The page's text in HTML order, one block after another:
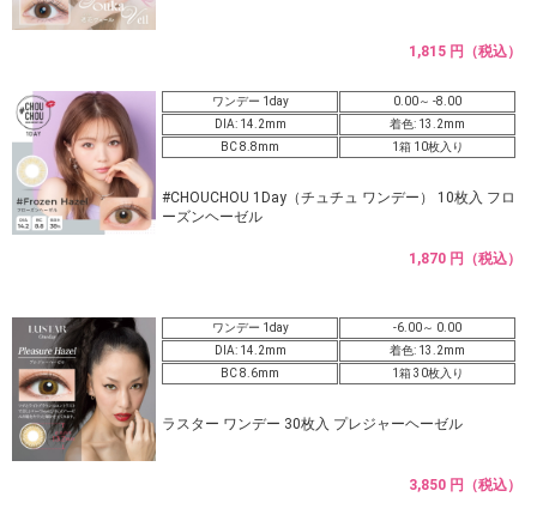
1,815 円（税込）
ワンデー 1day
0.00～ -8.00
DIA: 14.2mm
着色: 13.2mm
BC 8.8mm
1箱 10枚入り
#CHOUCHOU 1Day（チュチュ ワンデー） 10枚入 フロ
ーズンヘーゼル
1,870 円（税込）
ワンデー 1day
-6.00～ 0.00
DIA: 14.2mm
着色: 13.2mm
BC 8.6mm
1箱 30枚入り
ラスター ワンデー 30枚入 プレジャーヘーゼル
3,850 円（税込）